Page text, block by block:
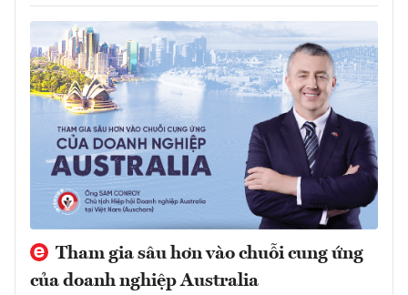
Tham gia sâu hơn vào chuỗi cung ứng
của doanh nghiệp Australia